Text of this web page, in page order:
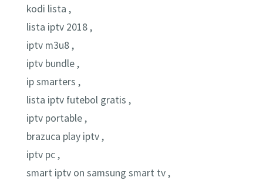
kodi lista ,
lista iptv 2018 ,
iptv m3u8 ,
iptv bundle ,
ip smarters ,
lista iptv futebol gratis ,
iptv portable ,
brazuca play iptv ,
iptv pc ,
smart iptv on samsung smart tv ,